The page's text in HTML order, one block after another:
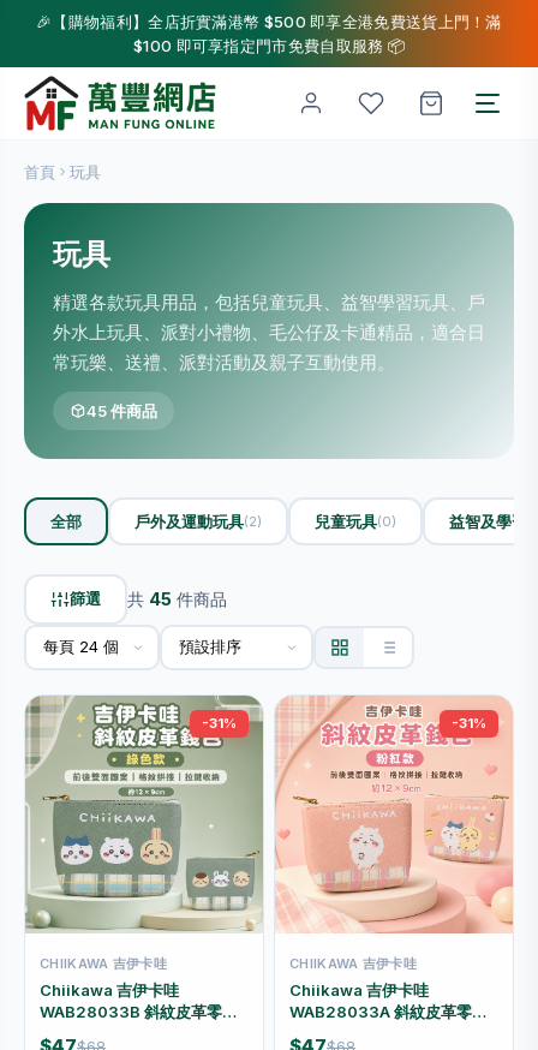
🎉【購物福利】全店折實滿港幣 $500 即享全港免費送貨上門！滿
$100 即可享指定門市免費自取服務 📦
首頁 玩具
玩具
精選各款玩具用品，包括兒童玩具、益智學習玩具、戶
外水上玩具、派對小禮物、毛公仔及卡通精品，適合日
常玩樂、送禮、派對活動及親子互動使用。
45 件商品
全部 戶外及運動玩具(2) 兒童玩具(0) 益智及學習
篩選 共 45 件商品
-31%
CHIIKAWA 吉伊卡哇
Chiikawa 吉伊卡哇
WAB28033B 斜紋皮革零錢
包 12×9×3cm 綠色
-31%
CHIIKAWA 吉伊卡哇
Chiikawa 吉伊卡哇
WAB28033A 斜紋皮革零錢
包 12×9×3cm 粉紅色